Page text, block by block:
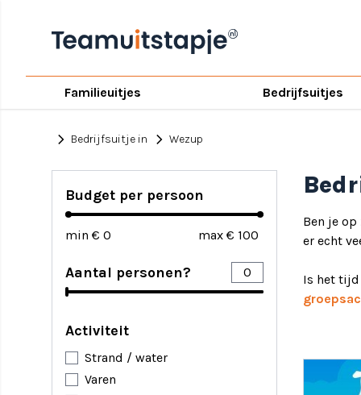
Familieuitjes Bedrijfsuitjes
chevron_right Bedrijfsuitje in chevron_right Wezup
Budget per persoon
min € max €
Aantal personen?
Activiteit
Strand / water
Varen
Ben je op
er echt
Is het tijd